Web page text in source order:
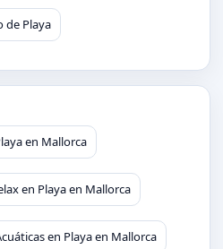
de Playa
en Mallorca
en Playa en Mallorca
en Playa en Mallorca